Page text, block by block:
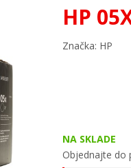
HP
Značka: HP
NA SKLADE
Objednajte do